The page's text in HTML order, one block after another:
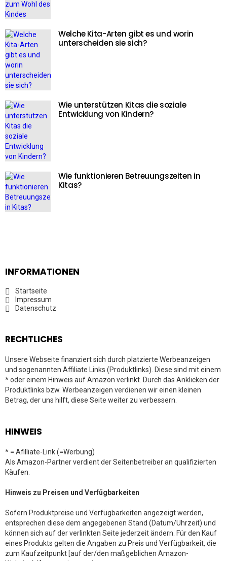
Welche Kita-Arten gibt es und worin
unterscheiden sie sich?
Wie unterstützen Kitas die soziale
Entwicklung von Kindern?
Wie funktionieren Betreuungszeiten in
Kitas?
INFORMATIONEN
Startseite
Impressum
Datenschutz
RECHTLICHES
Unsere Webseite finanziert sich durch platzierte Werbeanzeigen
und sogenannten Affiliate Links (Produktlinks). Diese sind mit einem
* oder einem Hinweis auf Amazon verlinkt. Durch das Anklicken der
Produktlinks bzw. Werbeanzeigen verdienen wir einen kleinen
Betrag, der uns hilft, diese Seite weiter zu verbessern.
HINWEIS
* = Afilliate-Link (=Werbung)
Als Amazon-Partner verdient der Seitenbetreiber an qualifizierten
Käufen.
Hinweis zu Preisen und Verfügbarkeiten
Sofern Produktpreise und Verfügbarkeiten angezeigt werden,
entsprechen diese dem angegebenen Stand (Datum/Uhrzeit) und
können sich auf der verlinkten Seite jederzeit ändern. Für den Kauf
eines Produkts gelten die Angaben zu Preis und Verfügbarkeit, die
zum Kaufzeitpunkt [auf der/den maßgeblichen Amazon-